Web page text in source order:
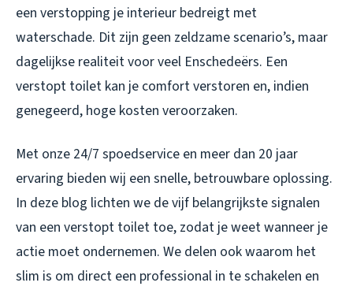
een verstopping je interieur bedreigt met
waterschade. Dit zijn geen zeldzame scenario’s, maar
dagelijkse realiteit voor veel Enschedeërs. Een
verstopt toilet kan je comfort verstoren en, indien
genegeerd, hoge kosten veroorzaken.
Met onze 24/7 spoedservice en meer dan 20 jaar
ervaring bieden wij een snelle, betrouwbare oplossing.
In deze blog lichten we de vijf belangrijkste signalen
van een verstopt toilet toe, zodat je weet wanneer je
actie moet ondernemen. We delen ook waarom het
slim is om direct een professional in te schakelen en